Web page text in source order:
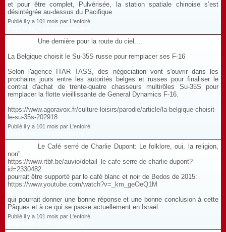
et pour être complet, Pulvérisée, la station spatiale chinoise s’est
désintégrée au-dessus du Pacifique
Publié il y a 101 mois par L'enfoiré.
Une dernière pour la route du ciel....
La Belgique choisit le Su-35S russe pour remplacer ses F-16
Selon l'agence ITAR TASS, des négociation vont s'ouvrir dans les
prochains jours entre les autorités belges et russes pour finaliser le
contrat d'achat de trente-quatre chasseurs multirôles Su-35S pour
remplacer la flotte vieillissante de General Dynamics F-16.
https://www.agoravox.fr/culture-loisirs/parodie/article/la-belgique-choisit-
le-su-35s-202918
Publié il y a 101 mois par L'enfoiré.
Le Café serré de Charlie Dupont: Le folklore, oui, la religion,
non"
https://www.rtbf.be/auvio/detail_le-cafe-serre-de-charlie-dupont?
id=2330482
pourrait être supporté par le café blanc et noir de Bedos de 2015:
https://www.youtube.com/watch?v=_km_geOeQ1M
qui pourrait donner une bonne réponse et une bonne conclusion à cette
Pâques et à ce qui se passe actuellement en Israël
Publié il y a 101 mois par L'enfoiré.